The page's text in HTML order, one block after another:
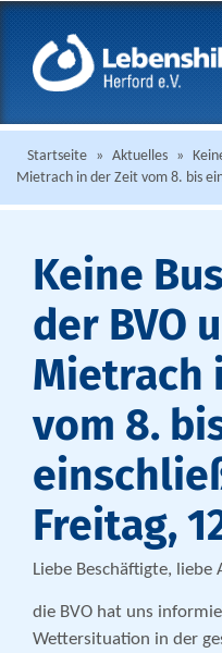
Startseite » Aktuelles »
Mietrach in der Zeit vom 8. bis
Keine
der BVO
Mietrach
vom 8.
Freitag,
Liebe Beschäftigte, liebe
die BVO hat uns
Wettersituation in der